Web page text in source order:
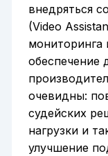
внедряться
(Video
мониторинга
обеспечение
очевидны:
судейских
нагрузки и
улучшение